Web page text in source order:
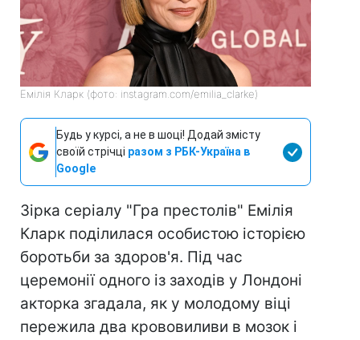
Емілія Кларк (фото: instagram.com/emilia_clarke)
Будь у курсі, а не в шоці! Додай змісту
своїй стрічці разом з РБК-Україна в
Google
Зірка серіалу "Гра престолів" Емілія
Кларк поділилася особистою історією
боротьби за здоров'я. Під час
церемонії одного із заходів у Лондоні
акторка згадала, як у молодому віці
пережила два крововиливи в мозок і